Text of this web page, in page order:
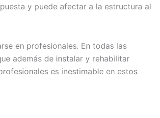
y puede afectar a la estructura al
en profesionales. En todas las
además de instalar y rehabilitar
es inestimable en estos